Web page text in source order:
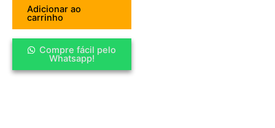
Adicionar ao
carrinho
Compre fácil pelo
Whatsapp!